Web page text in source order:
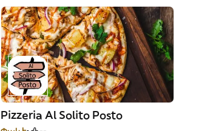
Pizzeria Al Solito Posto